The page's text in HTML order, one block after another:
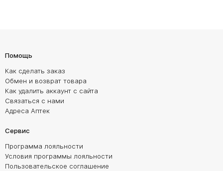
Помощь
Как сделать заказ
Обмен и возврат товара
Как удалить аккаунт с сайта
Связаться с нами
Адреса Аптек
Сервис
Программа лояльности
Условия программы лояльности
Пользовательское соглашение